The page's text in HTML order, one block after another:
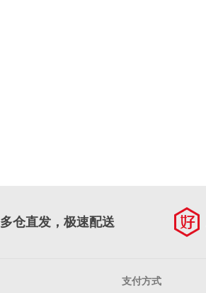
多仓直发，极速配送
支付方式